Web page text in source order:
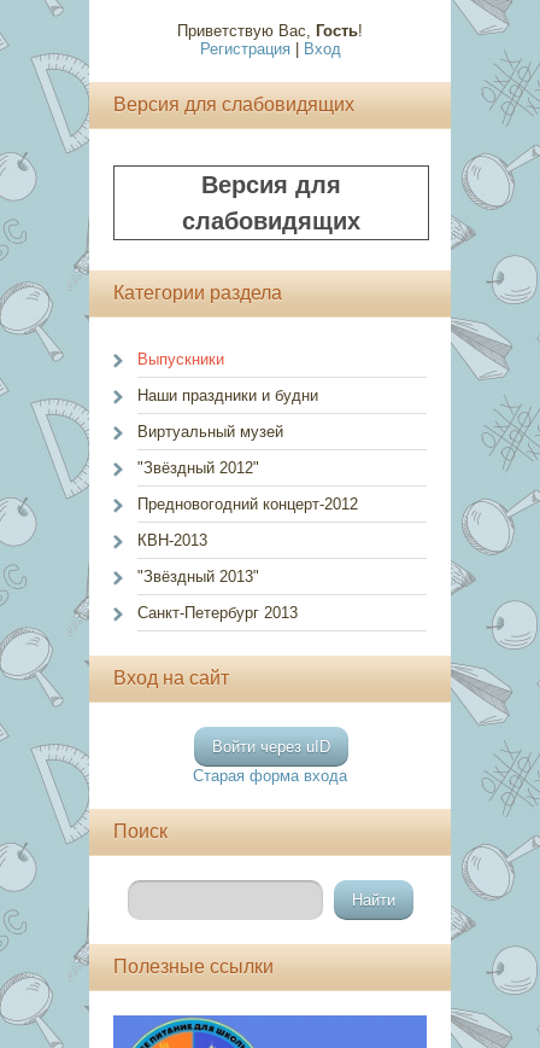
Приветствую Вас Гость!
Регистрация| Вход
Версия для слабовидящих
Версия для
слабовидящих
Категории раздела
Выпускники
Наши праздники и будни
Виртуальный музей
"Звёздный 2012"
Предновогодний концерт-2012
КВН-2013
"Звёздный 2013"
Санкт-Петербург 2013
Вход на сайт
Войти через uID
Старая форма входа
Поиск
Полезные ссылки